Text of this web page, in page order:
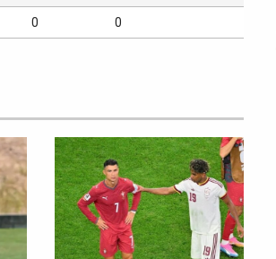
0 0